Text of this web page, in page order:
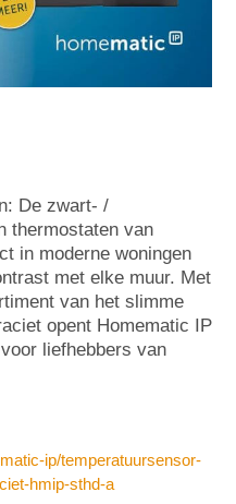
De zwart- /
thermostaten van
in moderne woningen
met elke muur. Met
van het slimme
opent Homematic IP
liefhebbers van
ip/temperatuursensor-
hmip-sthd-a